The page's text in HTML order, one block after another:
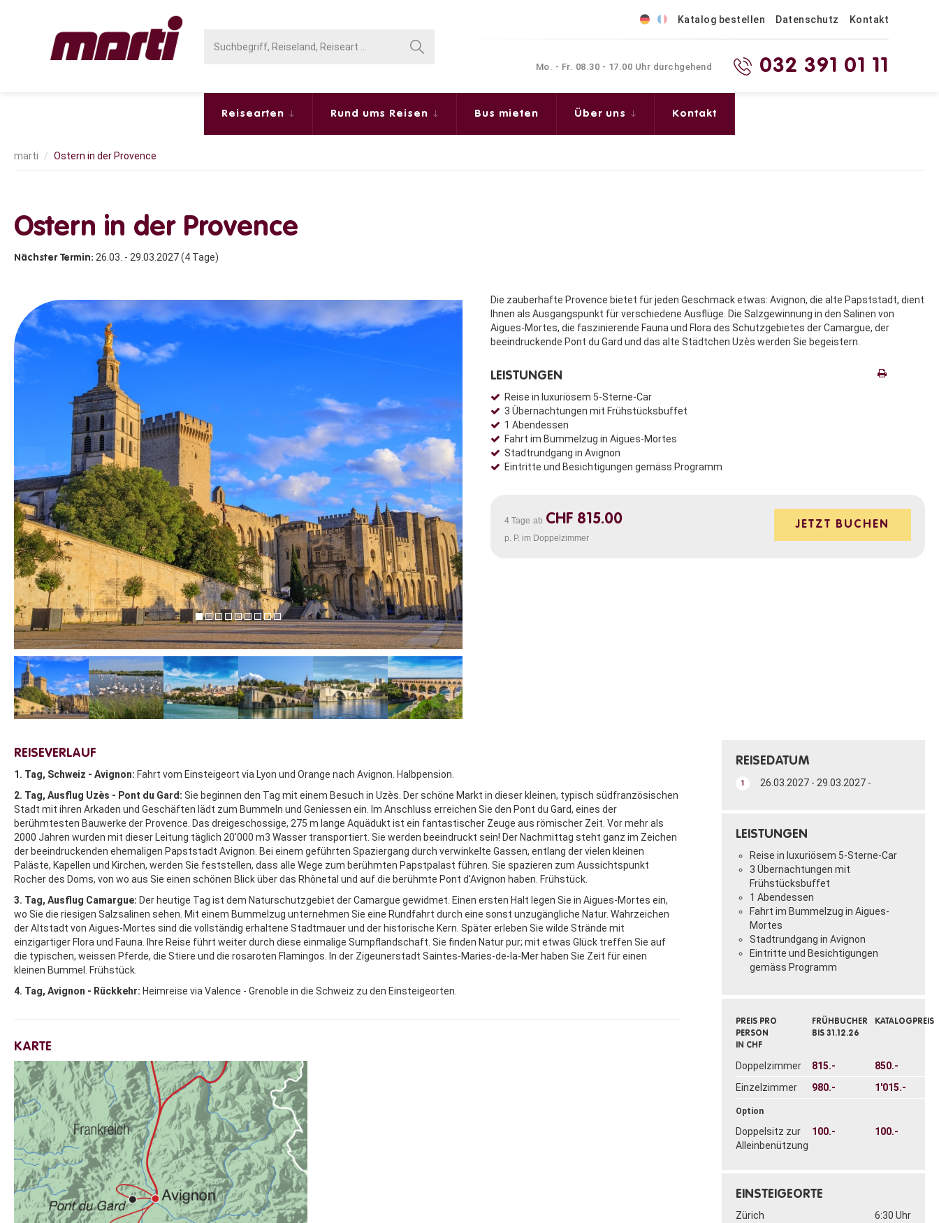
Katalog bestellen Datenschutz Kontakt
Mo. - Fr. 08.30 - 17.00 Uhr durchgehend 032 391 01 11
Reisearten Rund ums Reisen Bus mieten Über uns Kontakt
Ostern in der Provence
Ostern in der Provence
26.03. - 29.03.2027 (4 Tage)
Die zauberhafte Provence bietet für jeden Geschmack etwas: Avignon, die alte Papststadt, dient
Ihnen als Ausgangspunkt für verschiedene Ausflüge. Die Salzgewinnung in den Salinen von
Aigues-Mortes, die faszinierende Fauna und Flora des Schutzgebietes der Camargue, der
beeindruckende Pont du Gard und das alte Städtchen Uzès werden Sie begeistern.
LEISTUNGEN
Reise in luxuriösem 5-Sterne-Car
3 Übernachtungen mit Frühstücksbuffet
1 Abendessen
Fahrt im Bummelzug in Aigues-Mortes
Stadtrundgang in Avignon
Eintritte und Besichtigungen gemäss Programm
4 Tage ab CHF 815.00
p. P. im Doppelzimmer
JETZT BUCHEN
REISEVERLAUF
1. Tag, Schweiz - Avignon: Fahrt vom Einsteigeort via Lyon und Orange nach Avignon. Halbpension.
2. Tag, Ausflug Uzès - Pont du Gard: Sie beginnen den Tag mit einem Besuch in Uzès. Der schöne Markt in dieser kleinen, typisch südfranzösischen
Stadt mit ihren Arkaden und Geschäften lädt zum Bummeln und Geniessen ein. Im Anschluss erreichen Sie den Pont du Gard, eines der
berühmtesten Bauwerke der Provence. Das dreigeschossige, 275 m lange Aquädukt ist ein fantastischer Zeuge aus römischer Zeit. Vor mehr als
2000 Jahren wurden mit dieser Leitung täglich 20'000 m3 Wasser transportiert. Sie werden beeindruckt sein! Der Nachmittag steht ganz im Zeichen
der beeindruckenden ehemaligen Papststadt Avignon. Bei einem geführten Spaziergang durch verwinkelte Gassen, entlang der vielen kleinen
Paläste, Kapellen und Kirchen, werden Sie feststellen, dass alle Wege zum berühmten Papstpalast führen. Sie spazieren zum Aussichtspunkt
Rocher des Doms, von wo aus Sie einen schönen Blick über das Rhônetal und auf die berühmte Pont d'Avignon haben. Frühstück.
3. Tag, Ausflug Camargue: Der heutige Tag ist dem Naturschutzgebiet der Camargue gewidmet. Einen ersten Halt legen Sie in Aigues-Mortes ein,
wo Sie die riesigen Salzsalinen sehen. Mit einem Bummelzug unternehmen Sie eine Rundfahrt durch eine sonst unzugängliche Natur. Wahrzeichen
der Altstadt von Aigues-Mortes sind die vollständig erhaltene Stadtmauer und der historische Kern. Später erleben Sie wilde Strände mit
einzigartiger Flora und Fauna. Ihre Reise führt weiter durch diese einmalige Sumpflandschaft. Sie finden Natur pur; mit etwas Glück treffen Sie auf
die typischen, weissen Pferde, die Stiere und die rosaroten Flamingos. In der Zigeunerstadt Saintes-Maries-de-la-Mer haben Sie Zeit für einen
kleinen Bummel. Frühstück.
4. Tag, Avignon - Rückkehr: Heimreise via Valence - Grenoble in die Schweiz zu den Einsteigeorten.
KARTE
REISEDATUM
1 26.03.2027 - 29.03.2027 -
LEISTUNGEN
Reise in luxuriösem 5-Sterne-Car
3 Übernachtungen mit
Frühstücksbuffet
1 Abendessen
Fahrt im Bummelzug in Aigues-
Mortes
Stadtrundgang in Avignon
Eintritte und Besichtigungen
gemäss Programm
PREIS PRO
PERSON
IN CHF
FRÜHBUCHER
BIS 31.12.26
KATALOGPREIS
Doppelzimmer 815.-
850.-
Einzelzimmer
980.- 1'015.-
Option
Doppelsitz zur
Alleinbenützung
100.- 100.-
EINSTEIGEORTE
Zürich
6:30 Uhr